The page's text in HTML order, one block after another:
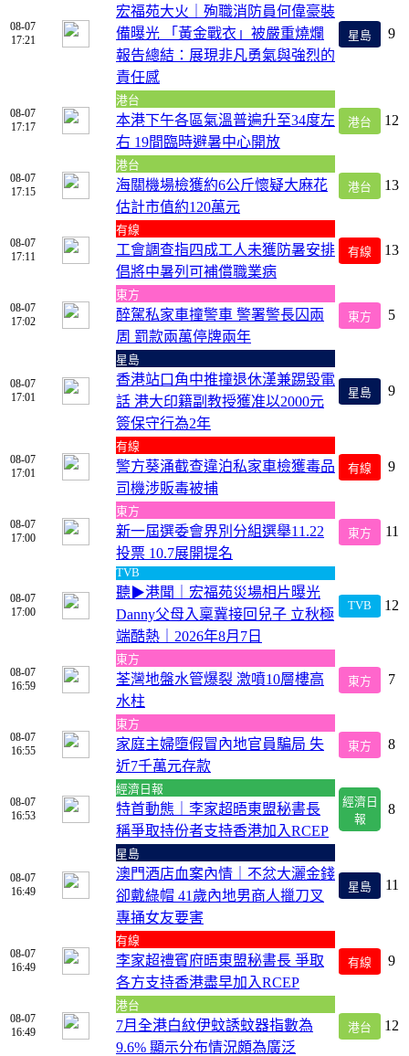
08-07
17:21
宏福苑大火｜殉職消防員何偉豪裝
備曝光 「黃金戰衣」被嚴重燒爛
報告總結：展現非凡勇氣與強烈的
責任感
星島 9
08-07
17:17
港台
本港下午各區氣溫普遍升至34度左
右 19間臨時避暑中心開放
港台 12
08-07
17:15
港台
海關機場檢獲約6公斤懷疑大麻花
估計市值約120萬元
港台 13
08-07
17:11
有線
工會調查指四成工人未獲防暑安排
倡將中暑列可補償職業病
有線 13
08-07
17:02
東方
醉駕私家車撞警車 警署警長囚兩
周 罰款兩萬停牌兩年
東方 5
08-07
17:01
星島
香港站口角中推撞退休漢兼踢毀電
話 港大印籍副教授獲准以2000元
簽保守行為2年
星島 9
08-07
17:01
有線
警方葵涌截查違泊私家車檢獲毒品
司機涉販毒被捕
有線 9
08-07
17:00
東方
新一屆選委會界別分組選舉11.22
投票 10.7展開提名
東方 11
08-07
17:00
TVB
聽▶︎港聞｜宏福苑災場相片曝光
Danny父母入稟冀接回兒子 立秋極
端酷熱｜2026年8月7日
TVB 12
08-07
16:59
東方
荃灣地盤水管爆裂 激噴10層樓高
水柱
東方 7
08-07
16:55
東方
家庭主婦墮假冒內地官員騙局 失
近7千萬元存款
東方 8
08-07
16:53
經濟日報
特首動態｜李家超晤東盟秘書長
稱爭取持份者支持香港加入RCEP
經濟日
報
8
08-07
16:49
星島
澳門酒店血案內情｜不忿大灑金錢
卻戴綠帽 41歲內地男商人擸刀叉
專捅女友要害
星島 11
08-07
16:49
有線
李家超禮賓府晤東盟秘書長 爭取
各方支持香港盡早加入RCEP
有線 9
08-07
16:49
港台
7月全港白紋伊蚊誘蚊器指數為
9.6% 顯示分布情況頗為廣泛
港台 12